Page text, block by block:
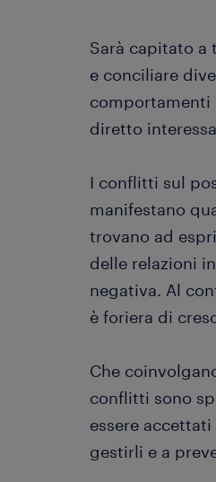
Sarà capitato a
e conciliare
comportamenti
diretto
I conflitti sul
manifestano
trovano ad
delle relazioni
negativa. Al
è foriera di
Che
conflitti sono
essere
gestirli e a